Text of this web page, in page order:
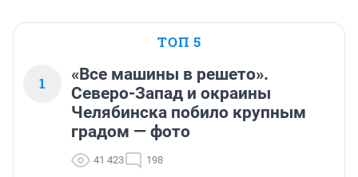
ТОП 5
1
«Все машины в решето».
Северо-Запад и окраины
Челябинска побило крупным
градом — фото
41 423 198